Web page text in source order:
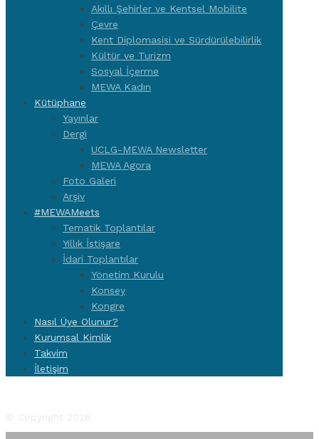
Akıllı Şehirler ve Kentsel Mobilite
Çevre
Kent Diplomasisi ve Sürdürülebilirlik
Kültür ve Turizm
Sosyal İçerme
MEWA Kadın
Kütüphane
Yayınlar
Dergi
UCLG-MEWA Newsletter
MEWA Agora
Foto Galeri
Arşiv
#MEWAMeets
Tematik Toplantılar
Yıllık İstişare
İdari Toplantılar
Yönetim Kurulu
Konsey
Kongre
Nasıl Üye Olunur?
Kurumsal Kimlik
Takvim
İletişim